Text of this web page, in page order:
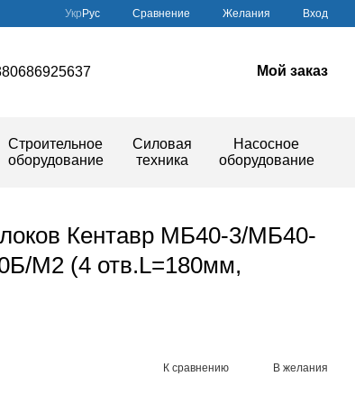
Укр Рус Сравнение Желания Вход
Мой заказ
Строительное
оборудование
Силовая
техника
Насосное
оборудование
Кентавр МБ40-3/МБ40-
М2 (4 отв.L=180мм,
К сравнению В желания